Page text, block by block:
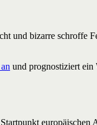
und bizarre schroffe
und prognostiziert ein
europäischen